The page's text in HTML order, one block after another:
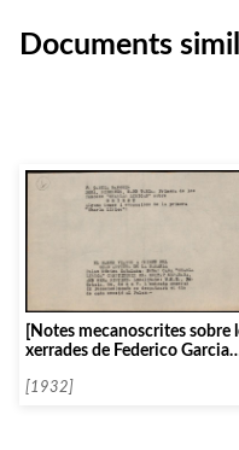
Documents
[Notes mecanoscrites sobre
xerrades de Federico Garcia
[1932]